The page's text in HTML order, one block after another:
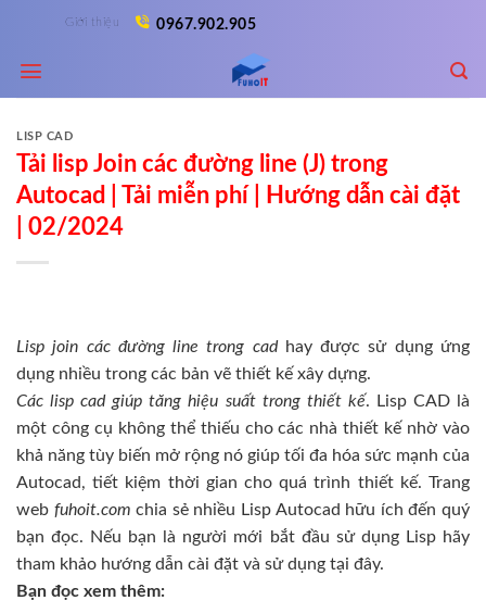
content
Giới thiệu 0967.902.905
LISP CAD
Tải lisp Join các đường line (J) trong
Autocad | Tải miễn phí | Hướng dẫn cài đặt
| 02/2024
Lisp join các đường line trong cadhay được sử dụng ứng
dụng nhiều trong các bản vẽ thiết kế xây dựng.
Các lisp cad giúp tăng hiệu suất trong thiết kế. Lisp CAD là
một công cụ không thể thiếu cho các nhà thiết kế nhờ vào
khả năng tùy biến mở rộng nó giúp tối đa hóa sức mạnh của
Autocad, tiết kiệm thời gian cho quá trình thiết kế. Trang
web fuhoit.com chia sẻ nhiều Lisp Autocad hữu ích đến quý
bạn đọc. Nếu bạn là người mới bắt đầu sử dụng Lisp hãy
tham khảo hướng dẫn cài đặt và sử dụng tại đây.
Bạn đọc xem thêm: